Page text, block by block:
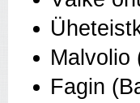
Malvolio
Fagin